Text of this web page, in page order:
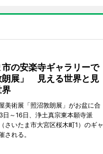
市の安楽寺ギャラリーで
朗展」 見える世界と見
界
美術展「照沼敦朗展」がお盆に合
日～16日、浄土真宗東本願寺派
さいたま市大宮区桜木町1）のギャ
される。